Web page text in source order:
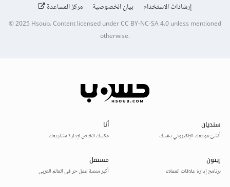
إرشادات الاستخدام
بيان الخصوصية مركز المساعدة
© 2025Hsoub.Content licensed underCC BY-NC-SA 4.0unless mentioned
otherwise.